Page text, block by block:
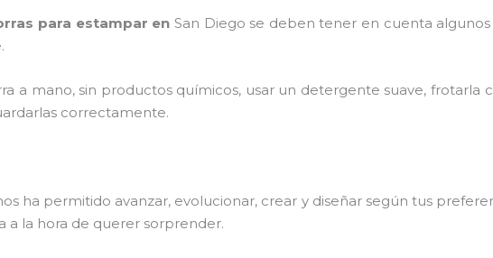
para estampar en San Diego se deben tener en cuenta
a mano, sin productos químicos, usar un detergente suave, frotarla
correctamente.
ha permitido avanzar, evolucionar, crear y diseñar según tus
a la hora de querer sorprender.